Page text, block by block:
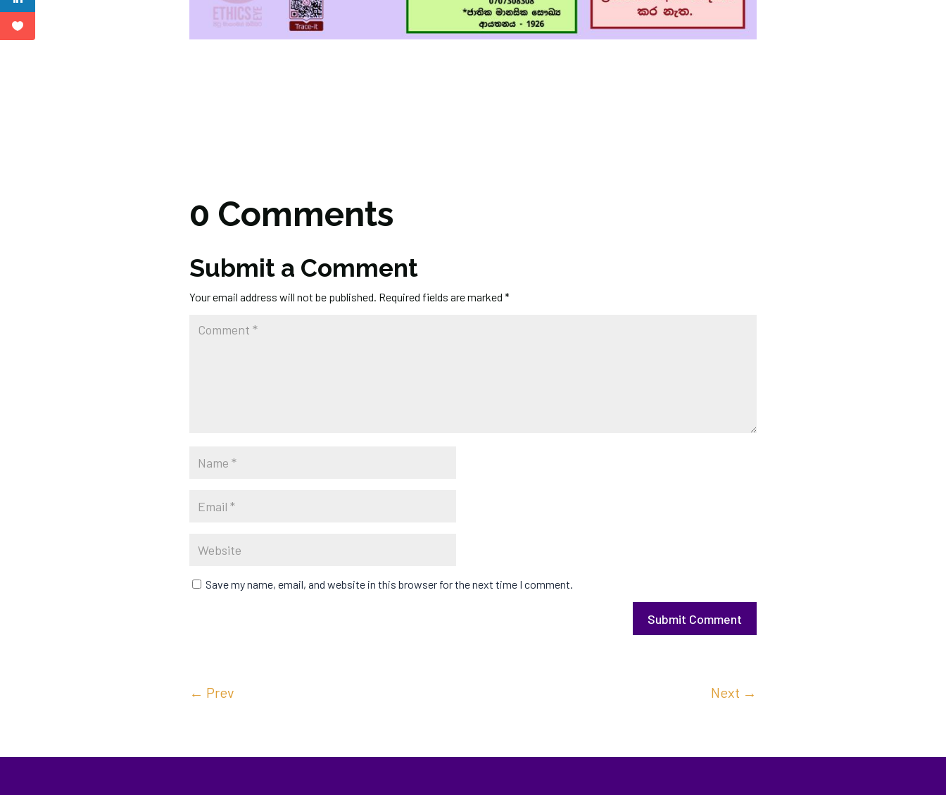
0 Comments
Submit a Comment
Your email address will not be published. Required fields are marked *
Save my name, email, and website in this browser for the next time I comment.
Submit Comment
← Prev Next →